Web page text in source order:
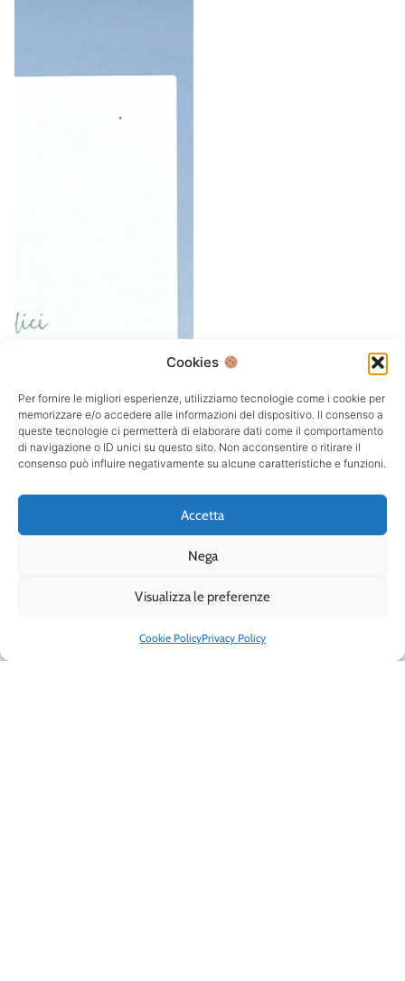
Cookies
Per fornire le migliori esperienze, utilizziamo tecnologie come i cookie per
memorizzare e/o accedere alle informazioni del dispositivo. Il consenso a
queste tecnologie ci permetterà di elaborare dati come il comportamento
di navigazione o ID unici su questo sito. Non acconsentire o ritirare il
consenso può influire negativamente su alcune caratteristiche e funzioni.
Accetta
Nega
Visualizza le preferenze
Cookie PolicyPrivacy Policy